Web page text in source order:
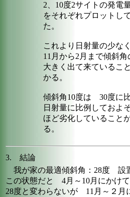
2、10度2サイトの発電
をそれぞれプロットし
た。
これより日射量の少な
11月から2月まで傾斜角
大きく出て来ているこ
かる。
傾斜角10度は 30度に
日射量に比例しておよ
ほど劣化していること
る。
3. 結論
我が家の最適傾斜角：28度 設
この状態だと 4月～10月にかけ
28度と変わらないが 11月～２月